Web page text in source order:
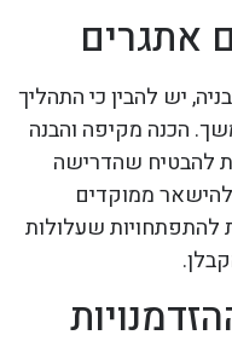
אתגרים
יש להבין כי התהליך
הכנה מקיפה והבנה
להבטיח שהדרישה
ממוקדים
להתפתחויות שעלולות